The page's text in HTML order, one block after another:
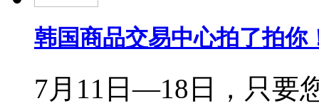
韩国商品交易中心拍了拍你
7月11日—18日，只要